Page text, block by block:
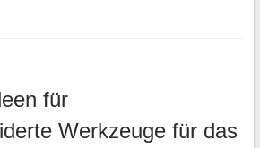
für
Werkzeuge für das